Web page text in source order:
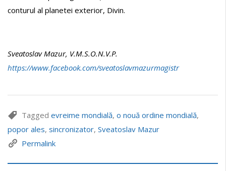
conturul al planetei exterior, Divin.
Sveatoslav Mazur, V.M.S.O.N.V.P.
https://www.facebook.com/sveatoslavmazurmagistr
Tagged evreime mondială, o nouă ordine mondială,
popor ales, sincronizator, Sveatoslav Mazur
Permalink